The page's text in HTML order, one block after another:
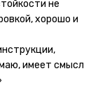
сразу
до сих пор
я всё-таки
от
большую
не
хорошо и
имеет смысл